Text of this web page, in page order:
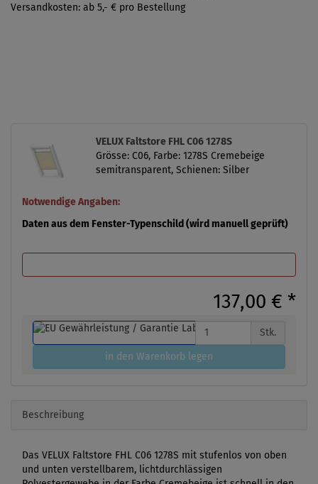
Versandkosten: ab 5,- € pro Bestellung
VELUX Faltstore FHL C06 1278S
Grösse: C06, Farbe: 1278S Cremebeige
semitransparent, Schienen: Silber
Notwendige Angaben:
Daten aus dem Fenster-Typenschild (wird manuell geprüft)
137,00 € *
Stk.
in den Warenkorb legen
Beschreibung
Das VELUX Faltstore FHL C06 1278S mit stufenlos von oben
und unten verstellbarem, lichtdurchlässigen